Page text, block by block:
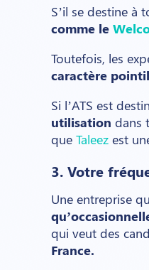
S’il se destine à
comme le
Toutefois, les
caractère
Si l’ATS est
utilisation dans
que Taleez est
3. Votre
Une entreprise
qui veut des
France.